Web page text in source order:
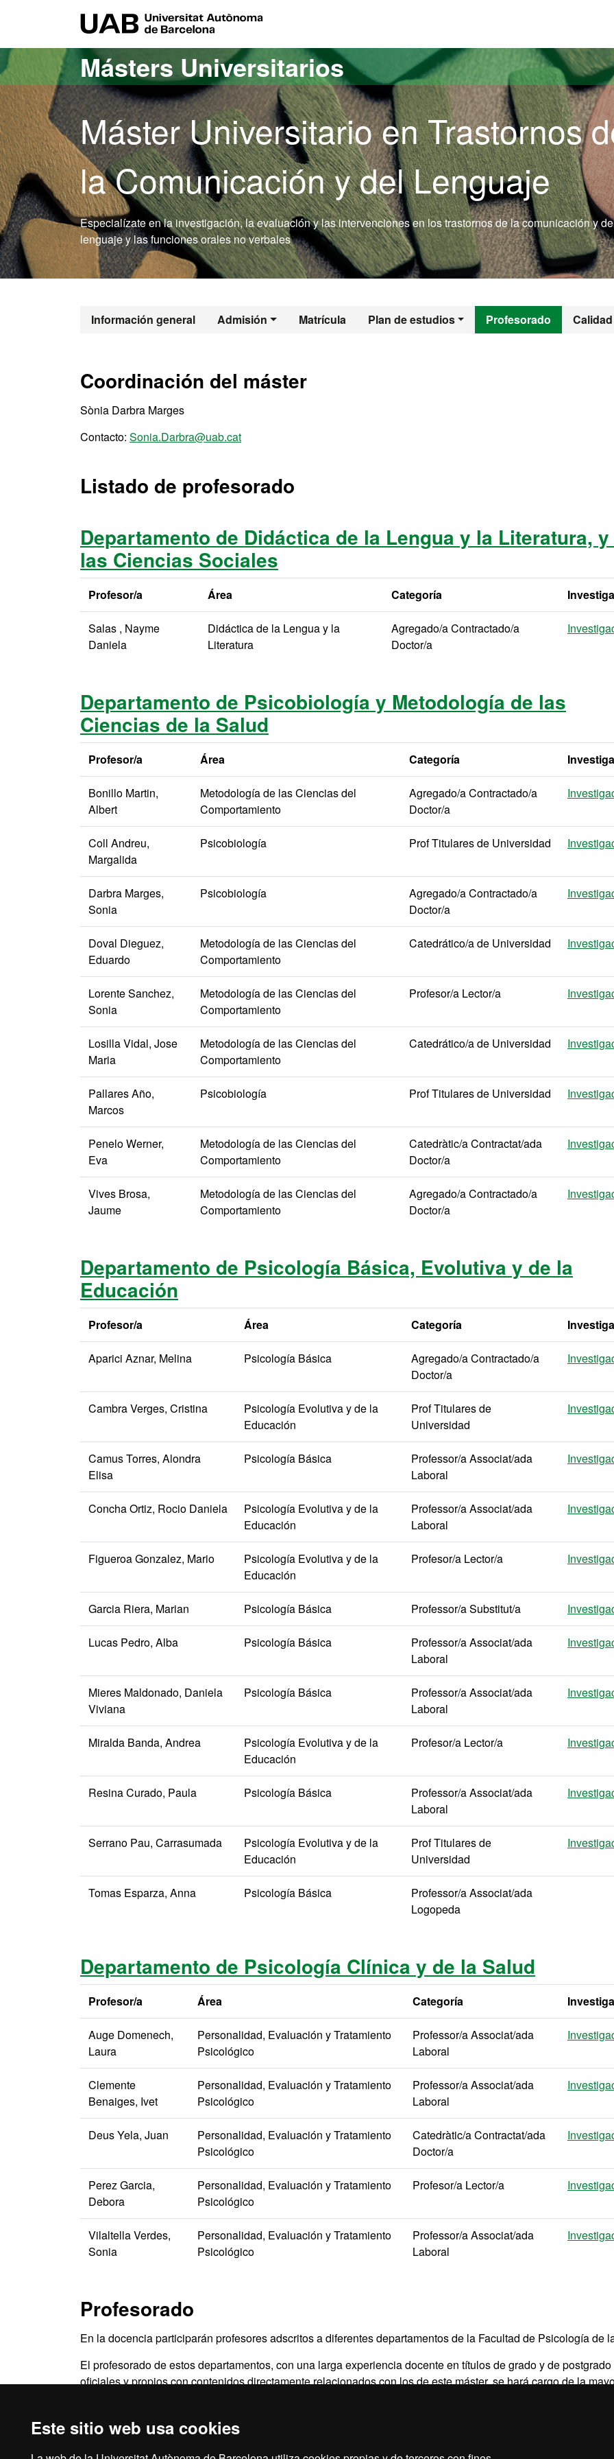
Este sitio web usa cookies
Másters Universitarios
Máster Universitario en Trastornos
la Comunicación y del Lenguaje
Especialízate en la investigación, la evaluación y las intervenciones en los trastornos de la comunicación y
lenguaje y las funciones orales no verbales
Información general Admisión Matrícula Plan de estudios Profesorado Calidad
Máster Oficial - Trastornos de
Coordinación del máster
Sònia Darbra Marges
Contacto: Sonia.Darbra@uab.cat
Listado de profesorado
Departamento de Didáctica de la Lengua y la Literatura, y
las Ciencias Sociales
Profesor/a Área Categoría
Salas , Nayme
Daniela
Didáctica de la Lengua y la
Literatura
Agregado/a Contractado/a
Doctor/a
Departamento de Psicobiología y Metodología de las
Ciencias de la Salud
Profesor/a Área Categoría
Bonillo Martin,
Albert
Metodología de las Ciencias del
Comportamiento
Agregado/a Contractado/a
Doctor/a
Coll Andreu,
Margalida
Psicobiología Prof Titulares de Universidad
Darbra Marges,
Sonia
Psicobiología
Agregado/a Contractado/a
Doctor/a
Doval Dieguez,
Eduardo
Metodología de las Ciencias del
Comportamiento
Catedrático/a de Universidad
Lorente Sanchez,
Sonia
Metodología de las Ciencias del
Comportamiento
Profesor/a Lector/a
Losilla Vidal, Jose
Maria
Metodología de las Ciencias del
Comportamiento
Catedrático/a de Universidad
Pallares Año,
Marcos
Psicobiología Prof Titulares de Universidad
Penelo Werner,
Eva
Metodología de las Ciencias del
Comportamiento
Catedràtic/a Contractat/ada
Doctor/a
Vives Brosa,
Jaume
Metodología de las Ciencias del
Comportamiento
Agregado/a Contractado/a
Doctor/a
Departamento de Psicología Básica, Evolutiva y de la
Educación
Profesor/a Área Categoría
Aparici Aznar, Melina Psicología Básica
Agregado/a Contractado/a
Doctor/a
Cambra Verges, Cristina
Psicología Evolutiva y de la
Educación
Prof Titulares de
Universidad
Camus Torres, Alondra
Elisa
Psicología Básica
Professor/a Associat/ada
Laboral
Concha Ortiz, Rocio Daniela
Psicología Evolutiva y de la
Educación
Professor/a Associat/ada
Laboral
Figueroa Gonzalez, Mario
Psicología Evolutiva y de la
Educación
Profesor/a Lector/a
Garcia Riera, Marian Psicología Básica Professor/a Substitut/a
Lucas Pedro, Alba Psicología Básica
Professor/a Associat/ada
Laboral
Mieres Maldonado, Daniela
Viviana
Psicología Básica
Professor/a Associat/ada
Laboral
Miralda Banda, Andrea
Psicología Evolutiva y de la
Educación
Profesor/a Lector/a
Resina Curado, Paula Psicología Básica
Professor/a Associat/ada
Laboral
Serrano Pau, Carrasumada
Psicología Evolutiva y de la
Educación
Prof Titulares de
Universidad
Tomas Esparza, Anna Psicología Básica
Professor/a Associat/ada
Logopeda
Departamento de Psicología Clínica y de la Salud
Profesor/a Área Categoría
Auge Domenech,
Laura
Personalidad, Evaluación y Tratamiento
Psicológico
Professor/a Associat/ada
Laboral
Clemente
Benaiges, Ivet
Personalidad, Evaluación y Tratamiento
Psicológico
Professor/a Associat/ada
Laboral
Deus Yela, Juan
Personalidad, Evaluación y Tratamiento
Psicológico
Catedràtic/a Contractat/ada
Doctor/a
Perez Garcia,
Debora
Personalidad, Evaluación y Tratamiento
Psicológico
Profesor/a Lector/a
Vilaltella Verdes,
Sonia
Personalidad, Evaluación y Tratamiento
Psicológico
Professor/a Associat/ada
Laboral
Profesorado
En la docencia participarán profesores adscritos a diferentes departamentos de la Facultad de Psicología de
El profesorado de estos departamentos, con una larga experiencia docente en títulos de grado y de postgrado
oficiales y propios con contenidos directamente relacionados con los de este máster, se hará cargo de la
ámbitos aplicados de trabajo en el campo de los trastornos de la comunicación y del lenguaje.